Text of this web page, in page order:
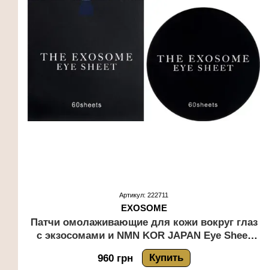
Артикул: 222711
EXOSOME
Патчи омолаживающие для кожи вокруг глаз
с экзосомами и NMN KOR JAPAN Eye Sheet
THE EXOSOME 60 шт
960 грн
Купить